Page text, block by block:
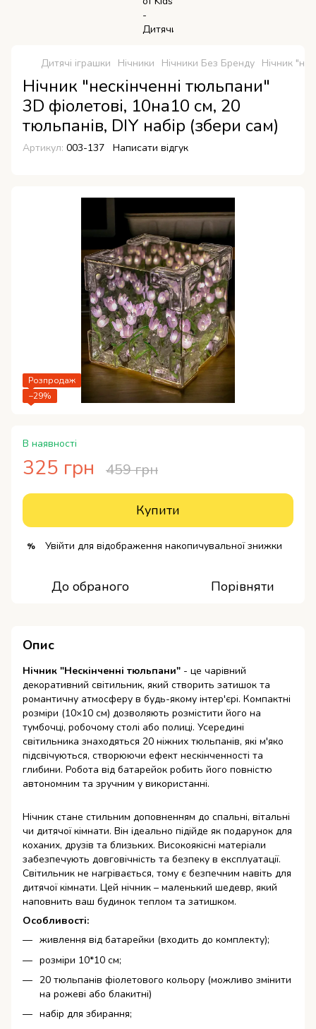
Дитячі іграшки Нічники Нічники Без Бренду Нічник
Нічник "нескінченні тюльпани"
3D фіолетові, 10на10 см, 20
тюльпанів, DIY набір (збери сам)
Артикул: 003-137 Написати відгук
Розпродаж
−29%
В наявності
325 грн 459 грн
Купити
% Увійти для відображення накопичувальної знижки
До обраного Порівняти
Опис
Нічник "Нескінченні тюльпани" - це чарівний
декоративний світильник, який створить затишок та
романтичну атмосферу в будь-якому інтер'єрі. Компактні
розміри (10×10 см) дозволяють розмістити його на
тумбочці, робочому столі або полиці. Усередині
світильника знаходяться 20 ніжних тюльпанів, які м'яко
підсвічуються, створюючи ефект нескінченності та
глибини. Робота від батарейок робить його повністю
автономним та зручним у використанні.
Нічник стане стильним доповненням до спальні, вітальні
чи дитячої кімнати. Він ідеально підійде як подарунок для
коханих, друзів та близьких. Високоякісні матеріали
забезпечують довговічність та безпеку в експлуатації.
Світильник не нагрівається, тому є безпечним навіть для
дитячої кімнати. Цей нічник – маленький шедевр, який
наповнить ваш будинок теплом та затишком.
Особливості:
живлення від батарейки (входить до комплекту);
розміри 10*10 см;
20 тюльпанів фіолетового кольору (можливо змінити
на рожеві або блакитні)
набір для збирання;